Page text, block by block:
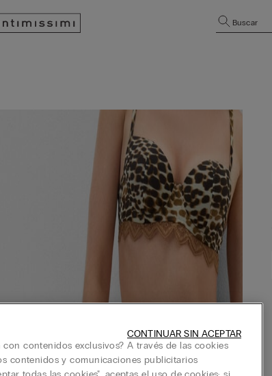
Buscar
contenidos exclusivos? A través de las cookies
contenidos y comunicaciones publicitarios
CONTINUAR SIN ACEPTAR